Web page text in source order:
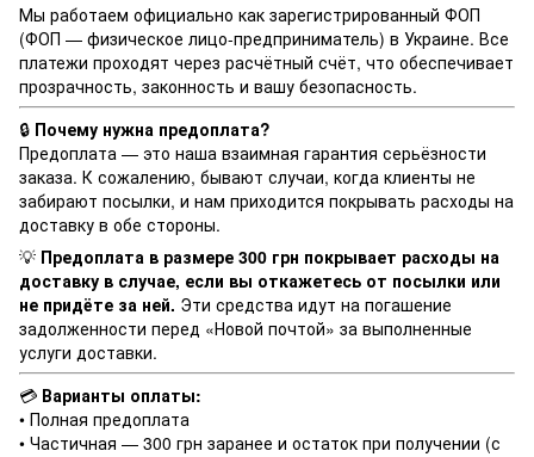
Мы работаем официально как зарегистрированный ФОП
(ФОП — физическое лицо-предприниматель) в Украине. Все
платежи проходят через расчётный счёт, что обеспечивает
прозрачность, законность и вашу безопасность.
🔒 Почему нужна предоплата?
Предоплата — это наша взаимная гарантия серьёзности
заказа. К сожалению, бывают случаи, когда клиенты не
забирают посылки, и нам приходится покрывать расходы на
доставку в обе стороны.
💡 Предоплата в размере 300 грн покрывает расходы на
доставку в случае, если вы откажетесь от посылки или
не придёте за ней. Эти средства идут на погашение
задолженности перед «Новой почтой» за выполненные
услуги доставки.
💳 Варианты оплаты:
• Полная предоплата
• Частичная — 300 грн заранее и остаток при получении (с